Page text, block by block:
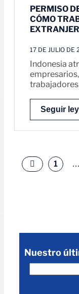
PERMISO
CÓMO
17 DE JULIO DE
Indonesia
trabajadores
Seguir
1 …
Nuestro